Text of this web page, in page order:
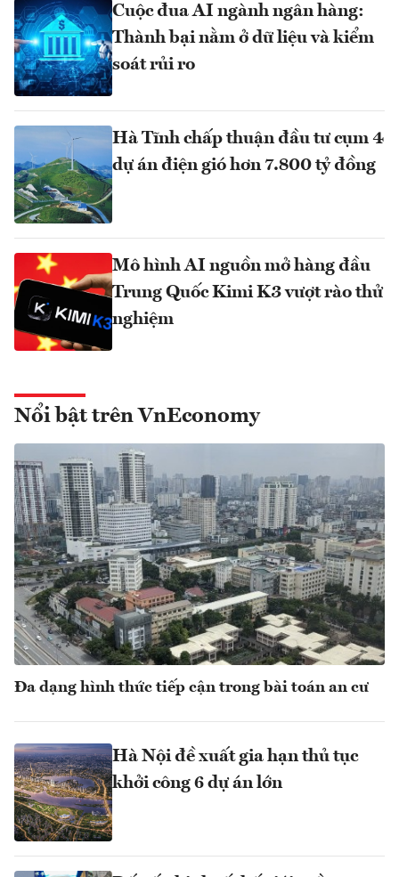
Cuộc đua AI ngành ngân hàng:
Thành bại nằm ở dữ liệu và kiểm
soát rủi ro
Hà Tĩnh chấp thuận đầu tư cụm 4
dự án điện gió hơn 7.800 tỷ đồng
Mô hình AI nguồn mở hàng đầu
Trung Quốc Kimi K3 vượt rào thử
nghiệm
Nổi bật trên VnEconomy
Đa dạng hình thức tiếp cận trong bài toán an cư
Hà Nội đề xuất gia hạn thủ tục
khởi công 6 dự án lớn